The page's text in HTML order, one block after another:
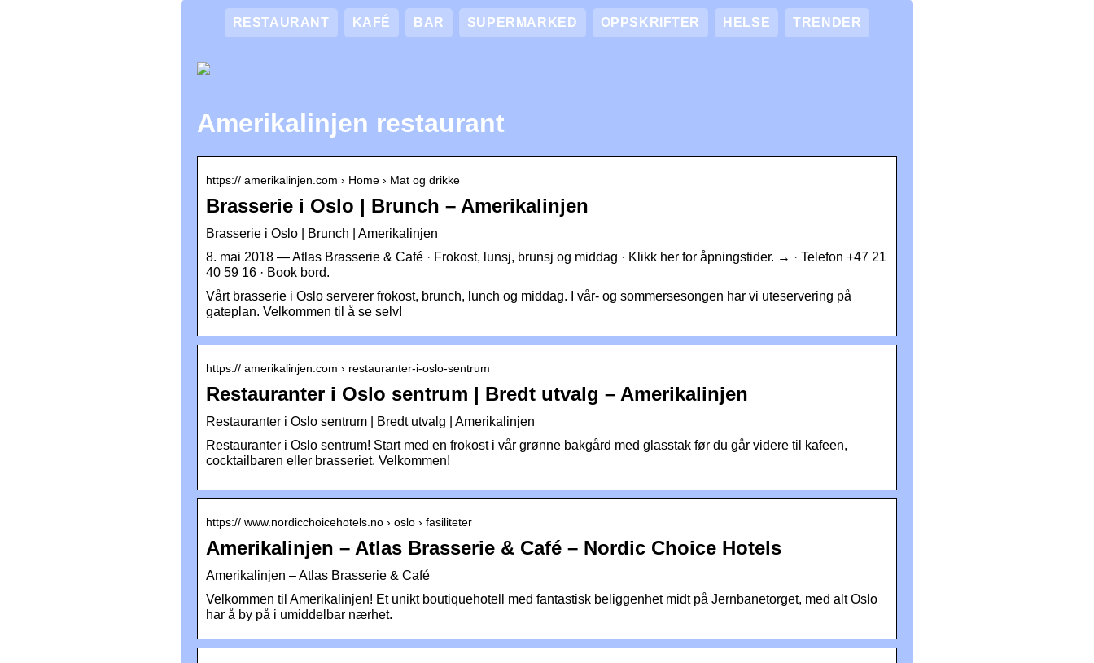
RESTAURANT KAFÉ BAR SUPERMARKED OPPSKRIFTER HELSE TRENDER
Amerikalinjen restaurant
https:// amerikalinjen.com › Home › Mat og drikke
Brasserie i Oslo | Brunch – Amerikalinjen
Brasserie i Oslo | Brunch | Amerikalinjen
8. mai 2018 — Atlas Brasserie & Café · Frokost, lunsj, brunsj og middag · Klikk her for åpningstider. → · Telefon +47 21
40 59 16 · Book bord.
Vårt brasserie i Oslo serverer frokost, brunch, lunch og middag. I vår- og sommersesongen har vi uteservering på
gateplan. Velkommen til å se selv!
https:// amerikalinjen.com › restauranter-i-oslo-sentrum
Restauranter i Oslo sentrum | Bredt utvalg – Amerikalinjen
Restauranter i Oslo sentrum | Bredt utvalg | Amerikalinjen
Restauranter i Oslo sentrum! Start med en frokost i vår grønne bakgård med glasstak før du går videre til kafeen,
cocktailbaren eller brasseriet. Velkommen!
https:// www.nordicchoicehotels.no › oslo › fasiliteter
Amerikalinjen – Atlas Brasserie & Café – Nordic Choice Hotels
Amerikalinjen – Atlas Brasserie & Café
Velkommen til Amerikalinjen! Et unikt boutiquehotell med fantastisk beliggenhet midt på Jernbanetorget, med alt Oslo
har å by på i umiddelbar nærhet.